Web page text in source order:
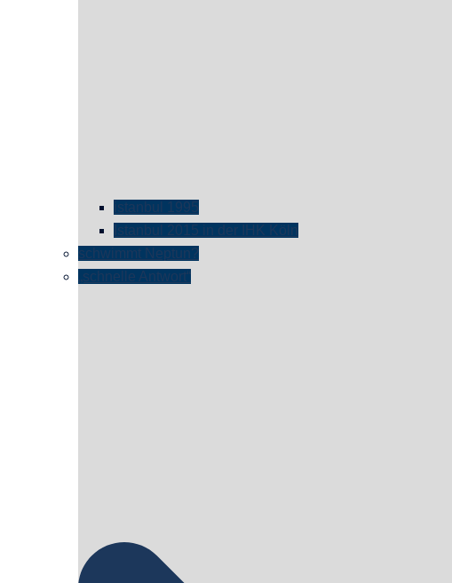
istanbul 1995
Istanbul 2015 in der IHK Köln
schwimmt Neptun?
„schnelle Antwort“